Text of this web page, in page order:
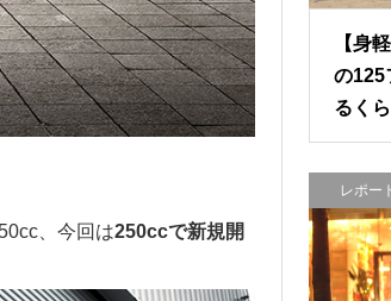
、今回は250ccで新規開
【身
の125
るく
レポー